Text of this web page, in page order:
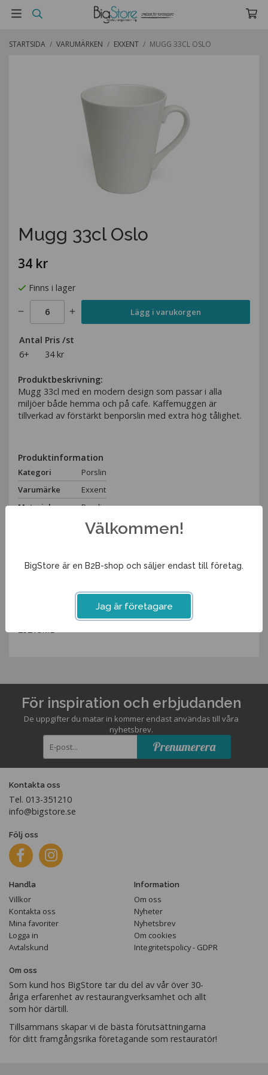
STARTSIDA / VARUMÄRKEN / EXXENT / MUGG 33CL OSLO
Mugg 33cl Oslo
34 kr
Finns i lager
Lägg i varukorgen
Antal Pris /st
6+
34 kr
Produktbeskrivning:
Mugg 33cl med en modern design som passar i alla
miljöer både hemma och på cafe. Kaffemuggen är
tillverkad av förstärkt benporslin med extra hög tålighet.
Produktinformation
Kategori
Porslin
Varumärke
Exxent
Material
Porslin
10,5cm
Artikelnummer:
För inspiration och erbjudanden
De uppgifter du matar in kommer endast användas till våra
nyhetsbrev.
Prenumerera
Kontakta oss
Tel. 013-351210
info@bigstore.se
Följ oss
Handla
Villkor
Kontakta oss
Mina favoriter
Logga in
Avtalskund
Information
Om oss
Nyheter
Nyhetsbrev
Om cookies
Integritetspolicy - GDPR
Om oss
Som kund hos BigStore tar du del av vår över 30-
åriga erfarenhet av restaurangverksamhet och allt
som hör därtill.
Tillsammans skapar vi de bästa förutsättningarna
för ditt framgångsrika företagande som restauratör!
Välkommen!
BigStore är en B2B-shop och säljer endast till företag.
Jag är företagare